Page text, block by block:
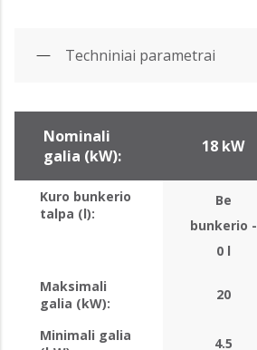
Techniniai parametrai
Nominali
galia (kW):
18 kW
Kuro bunkerio
talpa (l):
Be
bunkerio -
0 l
Maksimali
galia (kW):
20
Minimali galia
4.5